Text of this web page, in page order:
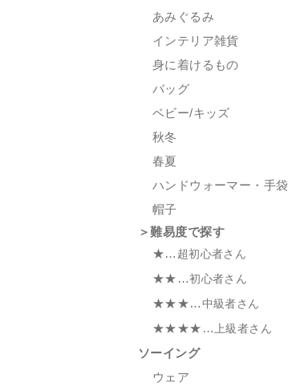
あみぐるみ
インテリア雑貨
身に着けるもの
バッグ
ベビー/キッズ
秋冬
春夏
ハンドウォーマー・手袋
帽子
＞難易度で探す
★… 超初心者さん
★★…初心者さん
★★★… 中級者さん
★★★★… 上級者さん
ソーイング
ウェア